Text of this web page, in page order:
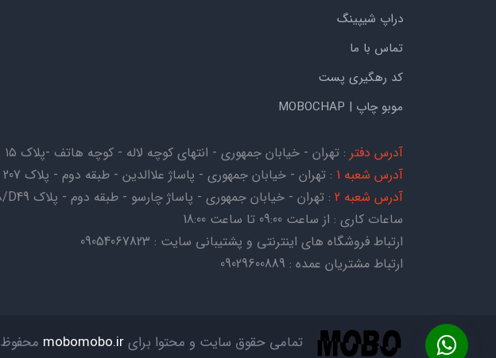
دراپ شیپینگ
تماس با ما
کد رهگیری پست
موبو چاپ | MOBOCHAP
آدرس دفتر : تهران - خیابان جمهوری - انتهای کوچه لاله - کوچه هاتف -پلاک ۱۵ - طبقه اول - واحد ۱
آدرس شعبه 1
: تهران - خیابان جمهوری - پاساژ علاالدین - طبقه دوم - پلاک 207
آدرس شعبه 2
: تهران - خیابان جمهوری - پاساژ چارسو - طبقه دوم - پلاک D48/D49
ساعات کاری : از ساعت 09:00 تا ساعت 18:00
ارتباط فروشگاه های اینترنتی و پشتیبانی سایت : 09054067823
ارتباط مشتریان عمده : 09029600889
تمامی حقوق سایت و محتوا برایmobomobo.ir محفوظ